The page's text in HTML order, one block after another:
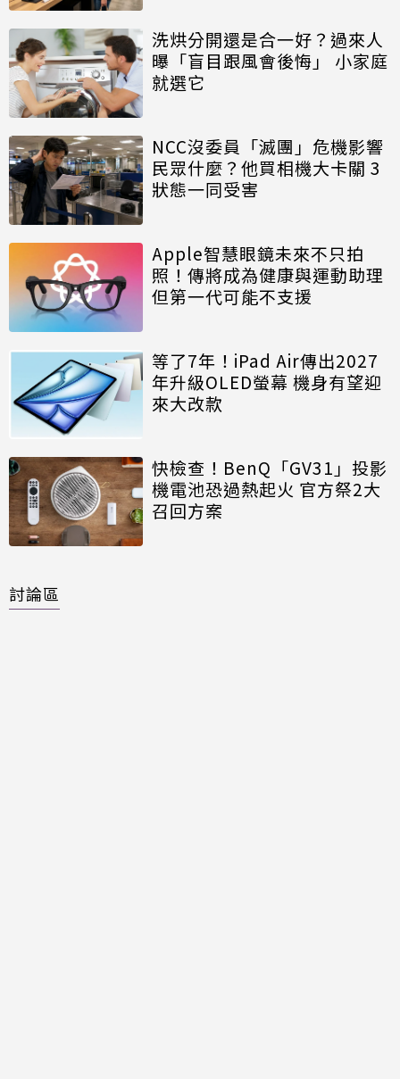
洗烘分開還是合一好？過來人
曝「盲目跟風會後悔」 小家庭
就選它
NCC沒委員「滅團」危機影響
民眾什麼？他買相機大卡關 3
狀態一同受害
Apple智慧眼鏡未來不只拍
照！傳將成為健康與運動助理
但第一代可能不支援
等了7年！iPad Air傳出2027
年升級OLED螢幕 機身有望迎
來大改款
快檢查！BenQ「GV31」投影
機電池恐過熱起火 官方祭2大
召回方案
討論區